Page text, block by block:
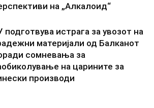
на „Алкалоид“
подготвува истрага за увозот на
материјали од Балканот
сомневања за
на царините за
производи